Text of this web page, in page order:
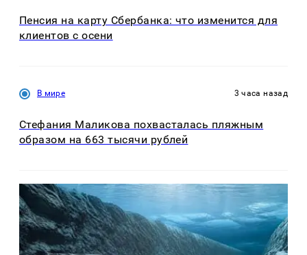
Пенсия на карту Сбербанка: что изменится для
клиентов с осени
В мире 3 часа назад
Стефания Маликова похвасталась пляжным
образом на 663 тысячи рублей